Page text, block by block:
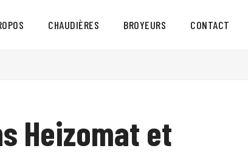
CHAUDIÈRES BROYEURS CONTACT
Heizomat et